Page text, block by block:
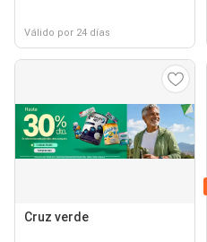
Válido por 24 días
Cruz verde